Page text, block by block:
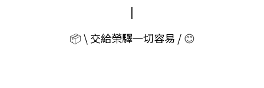
|
📦 \ 交給榮驛一切容易 / 😊